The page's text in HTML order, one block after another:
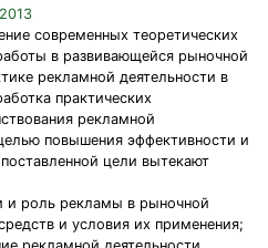
современных теоретических
в развивающейся рыночной
рекламной деятельности в
практических
рекламной
повышения эффективности и
цели вытекают
и роль рекламы в рыночной
и условия их применения;